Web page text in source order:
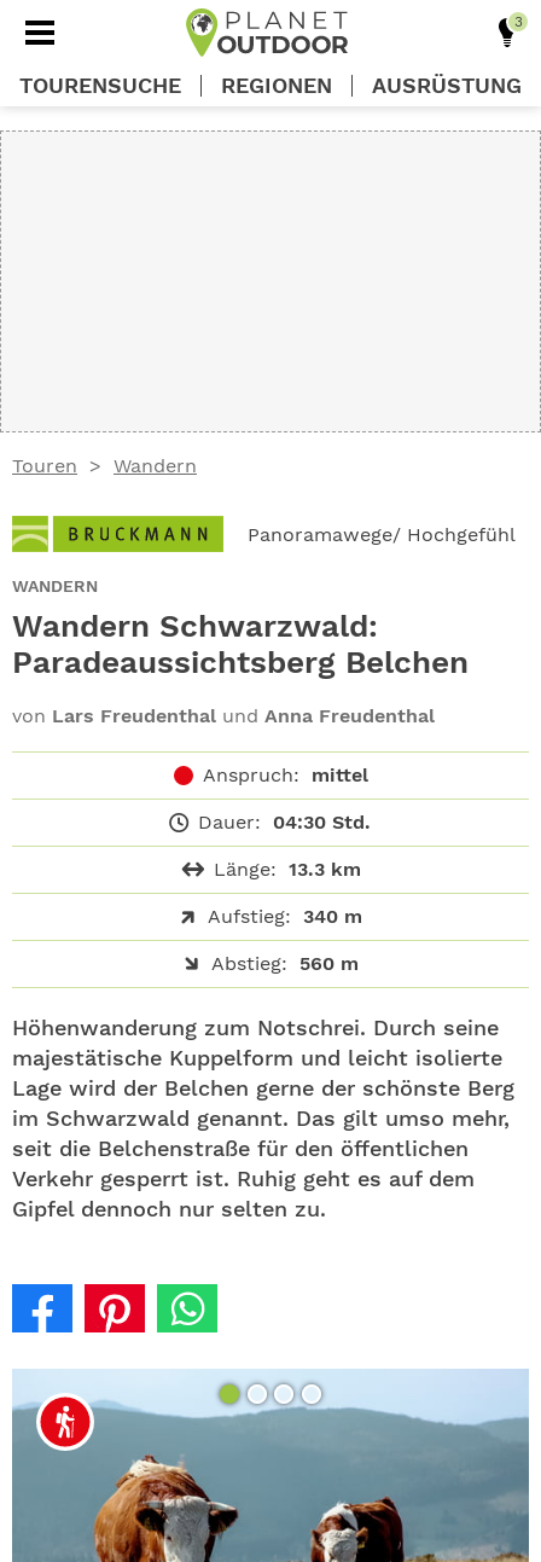
Touren Wandern
Panoramawege/ Hochgefühl
WANDERN
Wandern Schwarzwald:
Paradeaussichtsberg ­Belchen
von Lars Freudenthal und Anna Freudenthal
Anspruch: mittel
Dauer: 04:30 Std.
Länge: 13.3 km
Aufstieg: 340 m
Abstieg: 560 m
Höhenwanderung zum Notschrei. Durch seine
majestätische Kuppelform und leicht isolierte
Lage wird der Belchen gerne der schönste Berg
im Schwarzwald genannt. Das gilt umso mehr,
seit die Belchenstraße für den öffentlichen
Verkehr gesperrt ist. Ruhig geht es auf dem
Gipfel dennoch nur selten zu.
TOURENSUCHE REGIONEN AUSRÜSTUNG
ABO
GEWINNEN
NEWSLETTER
SHOP